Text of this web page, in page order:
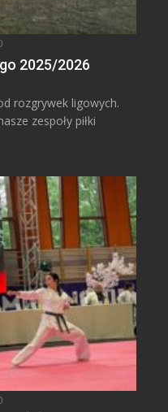
2025/2026
rozgrywek ligowych.
zespoły piłki